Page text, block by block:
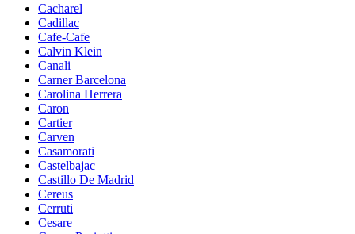
Cacharel
Cadillac
Cafe-Cafe
Calvin Klein
Canali
Carner Barcelona
Carolina Herrera
Caron
Cartier
Carven
Casamorati
Castelbajac
Castillo De Madrid
Cereus
Cerruti
Cesare